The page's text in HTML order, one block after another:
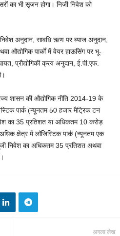
का भी सृजन होगा। निजी निवेश को
निवेश अनुदान, सावधि ऋण पर ब्याज अनुदान,
औद्योगिक पार्कों में वेयर हाऊसिंग पर भू-
प्रौद्योगिकी क्रय अनुदान, ई.पी.एफ.
शासन की औद्योगिक नीति 2014-19 के
पार्क (न्यूनतम 50 हजार मैट्रिक टन
का 35 प्रतिशत या अधिकतम 10 करोड़
क्षेत्र में लॉजिस्टिक पार्क (न्यूनतम एक
निवेश का अधिकतम 35 प्रतिशत अथवा
अगला लेख